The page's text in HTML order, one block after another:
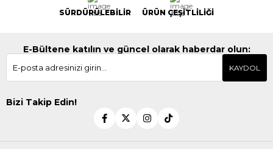
SÜRDÜRÜLEBİLİR ÜRÜN ÇEŞİTLİLİĞİ
E-Bültene katılın ve güncel olarak haberdar olun:
KAYDOL
Bizi Takip Edin!